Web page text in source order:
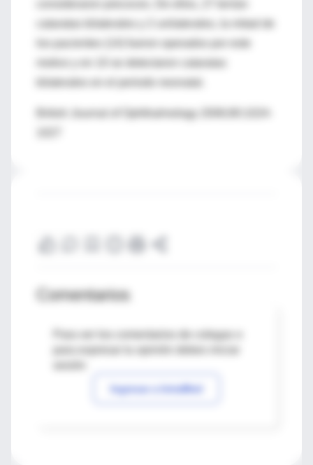
British Journal of Ophthalmology 2006;90:1024-
Comentarios
Para ver los comentarios de colegas o
Ingresar a IntraMed